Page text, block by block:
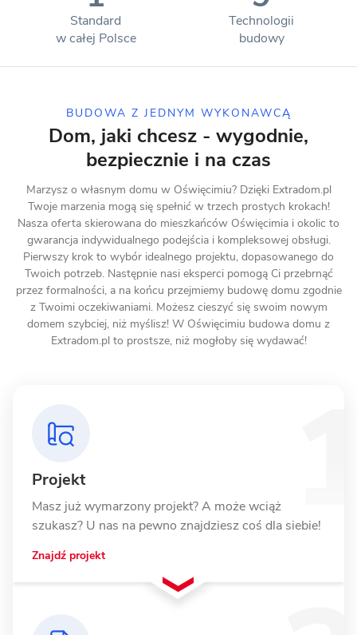
Standard
w całej Polsce
Technologii
budowy
BUDOWA Z JEDNYM WYKONAWCĄ
Dom, jaki chcesz - wygodnie,
bezpiecznie i na czas
Marzysz o własnym domu w Oświęcimiu? Dzięki Extradom.pl
Twoje marzenia mogą się spełnić w trzech prostych krokach!
Nasza oferta skierowana do mieszkańców Oświęcimia i okolic to
gwarancja indywidualnego podejścia i kompleksowej obsługi.
Pierwszy krok to wybór idealnego projektu, dopasowanego do
Twoich potrzeb. Następnie nasi eksperci pomogą Ci przebrnąć
przez formalności, a na końcu przejmiemy budowę domu zgodnie
z Twoimi oczekiwaniami. Możesz cieszyć się swoim nowym
domem szybciej, niż myślisz! W Oświęcimiu budowa domu z
Extradom.pl to prostsze, niż mogłoby się wydawać!
Projekt
Masz już wymarzony projekt? A może wciąż
szukasz? U nas na pewno znajdziesz coś dla siebie!
Znajdź projekt